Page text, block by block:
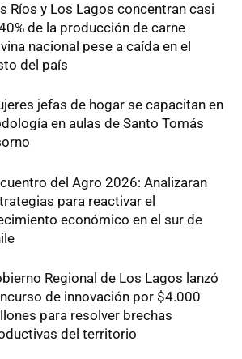
Ríos y Los Lagos concentran casi
de la producción de carne
nacional pese a caída en el
del país
jefas de hogar se capacitan en
en aulas de Santo Tomás
del Agro 2026: Analizaran
para reactivar el
económico en el sur de
Regional de Los Lagos lanzó
de innovación por $4.000
para resolver brechas
del territorio